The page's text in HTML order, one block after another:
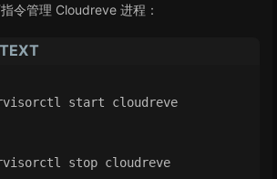
令管理 Cloudreve 进程：
start cloudreve
stop cloudreve